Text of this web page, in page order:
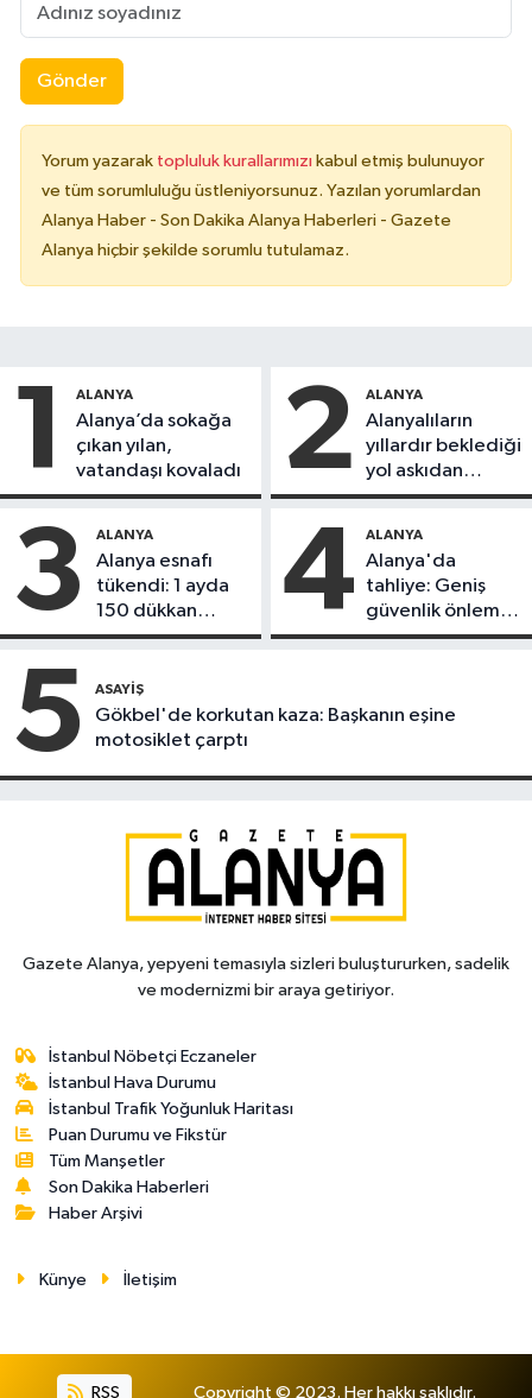
Gönder
Yorum yazarak topluluk kurallarımızı kabul etmiş bulunuyor
ve tüm sorumluluğu üstleniyorsunuz. Yazılan yorumlardan
Alanya Haber - Son Dakika Alanya Haberleri - Gazete
Alanya hiçbir şekilde sorumlu tutulamaz.
1 ALANYA
Alanya’da sokağa
çıkan yılan,
vatandaşı kovaladı
2 ALANYA
Alanyalıların
yıllardır beklediği
yol askıdan
döndü
3 ALANYA
Alanya esnafı
tükendi: 1 ayda
150 dükkan
kapandı
4 ALANYA
Alanya'da
tahliye: Geniş
güvenlik önlemi
alındı
5 ASAYIŞ
Gökbel'de korkutan kaza: Başkanın eşine
motosiklet çarptı
Gazete Alanya, yepyeni temasıyla sizleri buluştururken, sadelik
ve modernizmi bir araya getiriyor.
İstanbul Nöbetçi Eczaneler
İstanbul Hava Durumu
İstanbul Trafik Yoğunluk Haritası
Puan Durumu ve Fikstür
Tüm Manşetler
Son Dakika Haberleri
Haber Arşivi
Künye İletişim
RSS Copyright © 2023. Her hakkı saklıdır.